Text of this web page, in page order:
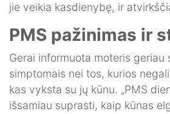
jie veikia kasdienybę, ir
PMS pažinimas ir
Gerai informuota moteris geriau
simptomais nei tos, kurios
kas vyksta su jų kūnu. „PMS
išsamiau suprasti, kaip kūnas